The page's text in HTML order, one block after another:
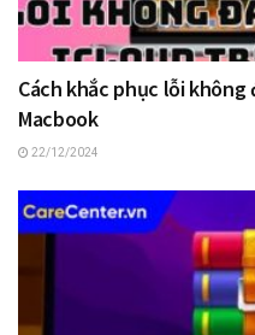
Cách khắc phục lỗi
Macbook
22/12/2024